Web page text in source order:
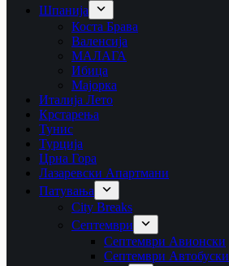
Шпанија
Коста Брава
Валенсија
МАЛАГА
Ибица
Мајорка
Италија Лето
Крстарења
Тунис
Турција
Црна Гора
Лазаревски Апартмани
Патувања
City Breaks
Септември
Септември Авионски
Септември Автобуски